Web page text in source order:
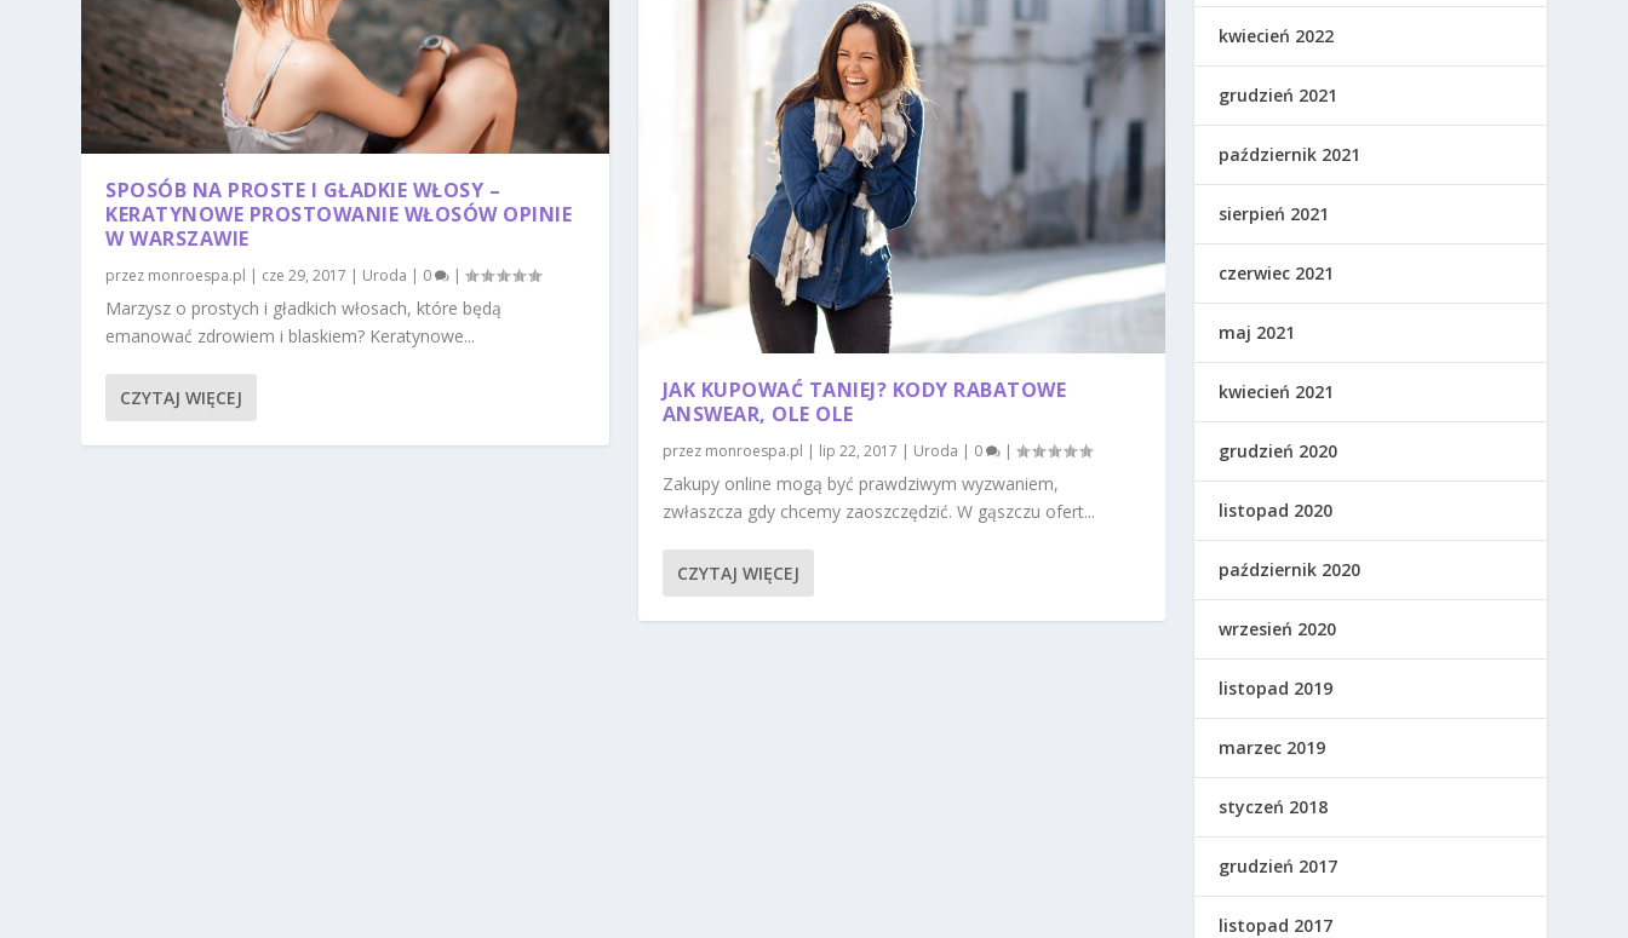
SPOSÓB NA PROSTE I GŁADKIE WŁOSY –
KERATYNOWE PROSTOWANIE WŁOSÓW OPINIE
W WARSZAWIE
przez monroespa.pl | cze 29, 2017 | Uroda | 0 |
Marzysz o prostych i gładkich włosach, które będą
emanować zdrowiem i blaskiem? Keratynowe...
CZYTAJ WIĘCEJ
JAK KUPOWAĆ TANIEJ? KODY RABATOWE
ANSWEAR, OLE OLE
przez monroespa.pl | lip 22, 2017 | Uroda | 0 |
Zakupy online mogą być prawdziwym wyzwaniem,
zwłaszcza gdy chcemy zaoszczędzić. W gąszczu ofert...
CZYTAJ WIĘCEJ
kwiecień 2022
grudzień 2021
październik 2021
sierpień 2021
czerwiec 2021
maj 2021
kwiecień 2021
grudzień 2020
listopad 2020
październik 2020
wrzesień 2020
listopad 2019
marzec 2019
styczeń 2018
grudzień 2017
listopad 2017